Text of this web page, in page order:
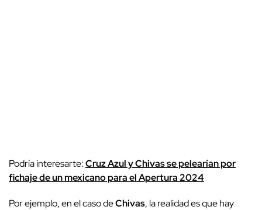
Podría interesarte:Cruz Azul y Chivas se pelearían por
fichaje de un mexicano para el Apertura 2024
Por ejemplo, en el caso deChivas, la realidad es que hay